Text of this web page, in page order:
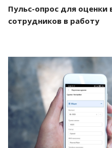
Пульс-опрос для оценки
сотрудников в работу
Смотреть